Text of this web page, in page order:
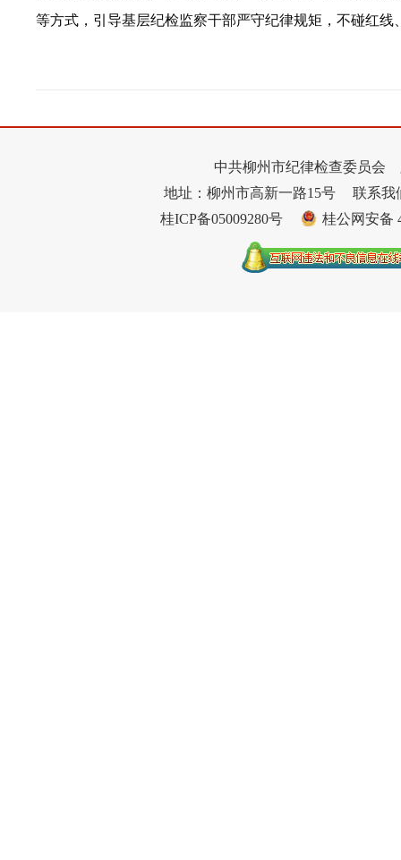
等方式，引导基层纪检监察干部严守纪律规矩，不碰红线
中共柳州市纪律检查委员会
地址：柳州市高新一路15号
联系我
桂ICP备05009280号
桂公网安备